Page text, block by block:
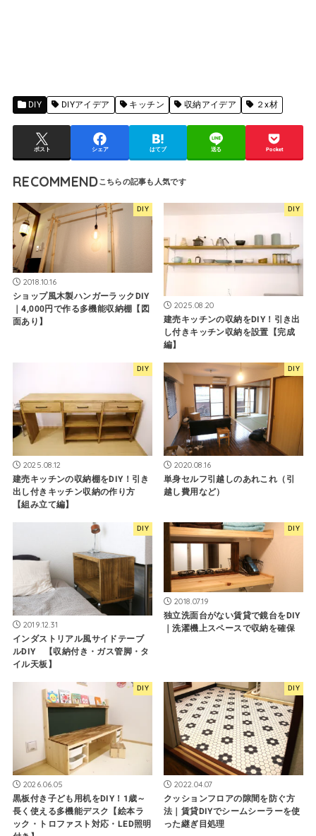
DIY DIYアイデア キッチン 収納アイデア ２x材
ポスト シェア はてブ 送る Pocket
RECOMMEND
DIY
2018.10.16
ショップ風木製ハンガーラックDIY
｜4,000円で作る多機能収納棚【図
面あり】
DIY
2025.08.20
建売キッチンの収納をDIY！引き出
し付きキッチン収納を設置【完成
編】
DIY
2025.08.12
建売キッチンの収納棚をDIY！引き
出し付きキッチン収納の作り方
【組み立て編】
DIY
2020.08.16
単身セルフ引越しのあれこれ（引
越し費用など）
DIY
2019.12.31
インダストリアル風サイドテーブ
ルDIY 【収納付き・ガス管脚・タ
イル天板】
DIY
2018.07.19
独立洗面台がない賃貸で鏡台をDIY
｜洗濯機上スペースで収納を確保
DIY
2026.06.05
黒板付き子ども用机をDIY！1歳～
長く使える多機能デスク【絵本ラ
ック・トロファスト対応・LED照明
DIY
2022.04.07
クッションフロアの隙間を防ぐ方
法｜賃貸DIYでシームシーラーを使
った継ぎ目処理